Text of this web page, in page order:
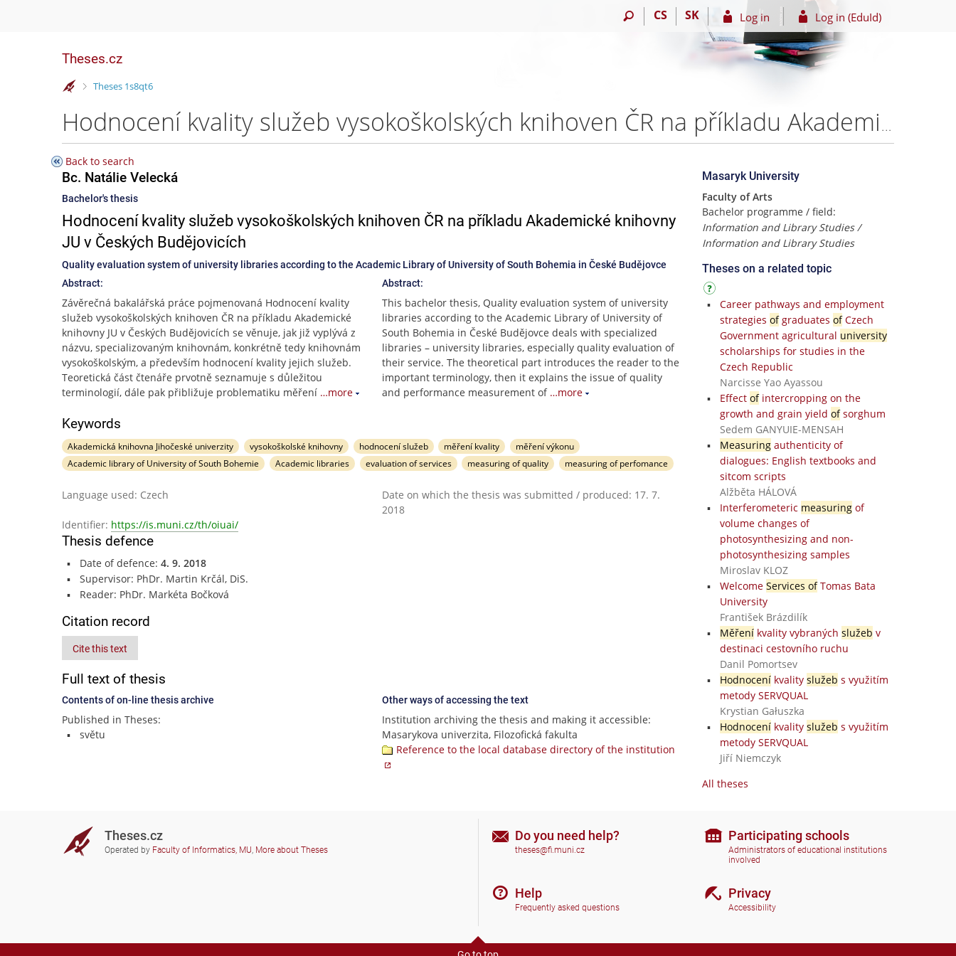
CS SK Log in Log in (EduId)
Theses.cz
>
Theses 1s8qt6
Hodnocení kvality služeb vysokoškolských knihoven ČR na příkladu Akademické knihovny JU v Českých Budějovicích – Bc. Natálie Velecká
Back to search
Bc. Natálie Velecká
Bachelor's thesis
Hodnocení kvality služeb vysokoškolských knihoven ČR na příkladu Akademické knihovny
JU v Českých Budějovicích
Quality evaluation system of university libraries according to the Academic Library of University of South Bohemia in České Budějovce
Abstract:
Závěrečná bakalářská práce pojmenovaná Hodnocení kvality
služeb vysokoškolských knihoven ČR na příkladu Akademické
knihovny JU v Českých Budějovicích se věnuje, jak již vyplývá z
názvu, specializovaným knihovnám, konkrétně tedy knihovnám
vysokoškolským, a především hodnocení kvality jejich služeb.
Teoretická část čtenáře prvotně seznamuje s důležitou
terminologií, dále pak přibližuje problematiku měření …more
Abstract:
This bachelor thesis, Quality evaluation system of university
libraries according to the Academic Library of University of
South Bohemia in České Budějovce deals with specialized
libraries – university libraries, especially quality evaluation of
their service. The theoretical part introduces the reader to the
important terminology, then it explains the issue of quality
and performance measurement of …more
Keywords
Akademická knihovna Jihočeské univerzity vysokoškolské knihovny hodnocení služeb měření kvality
měření výkonu
Academic library of University of South Bohemie
Academic libraries evaluation of services measuring of quality measuring of perfomance
Language used: Czech
Date on which the thesis was submitted / produced: 17. 7.
2018
Identifier: https://is.muni.cz/th/oiuai/
Thesis defence
Date of defence: 4. 9. 2018
Supervisor: PhDr. Martin Krčál, DiS.
Reader: PhDr. Markéta Bočková
Citation record
Cite this text
Full text of thesis
Contents of on-line thesis archive
Published in Theses:
světu
Other ways of accessing the text
Institution archiving the thesis and making it accessible:
Masarykova univerzita, Filozofická fakulta
Reference to the local database directory of the institution
Masaryk University
Faculty of Arts
Bachelor programme / field:
Information and Library Studies /
Information and Library Studies
Theses on a related topic
Career pathways and employment
strategies ofgraduates ofCzech
Government agricultural university
scholarships for studies in the
Czech Republic
Narcisse Yao Ayassou
Effect ofintercropping on the
growth and grain yield ofsorghum
Sedem GANYUIE-MENSAH
Measuringauthenticity of
dialogues: English textbooks and
sitcom scripts
Alžběta HÁLOVÁ
Interferometeric measuringof
volume changes of
photosynthesizing and non-
photosynthesizing samples
Miroslav KLOZ
Welcome Services ofTomas Bata
University
František Brázdilík
Měřeníkvality vybraných služeb v
destinaci cestovního ruchu
Danil Pomortsev
Hodnoceníkvality služeb s využitím
metody SERVQUAL
Krystian Gałuszka
Hodnoceníkvality služeb s využitím
metody SERVQUAL
Jiří Niemczyk
All theses
Theses.cz
Operated by Faculty of Informatics, MU, More about Theses
Do you need help?
theses@fi.muni.cz
Help
Frequently asked questions
Participating schools
Administrators of educational institutions
involved
Privacy
Accessibility